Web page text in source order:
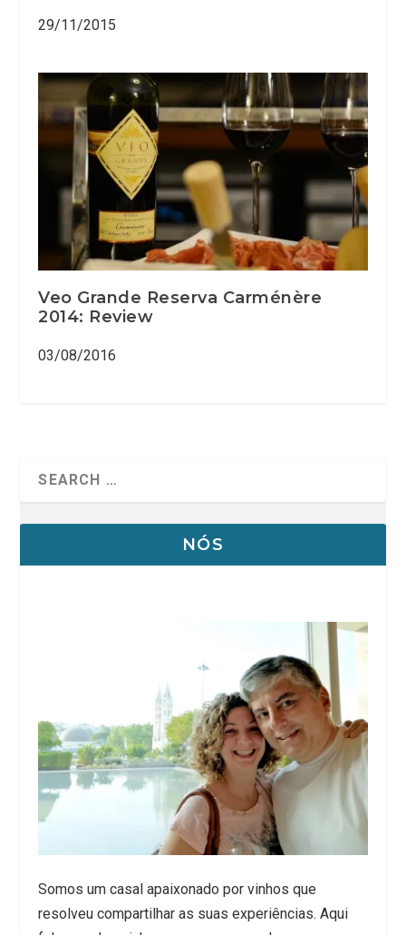
29/11/2015
Veo Grande Reserva Carménère
2014: Review
03/08/2016
NÓS
Somos um casal apaixonado por vinhos que
resolveu compartilhar as suas experiências. Aqui